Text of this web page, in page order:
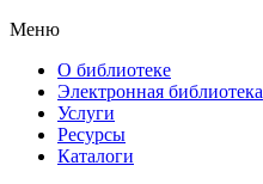
Меню
О библиотеке
Электронная библиотека
Услуги
Ресурсы
Каталоги